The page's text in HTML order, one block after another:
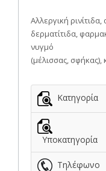
Αλλεργική
δερματίτιδα,
νυγμό
(μέλισσας, σφήκας),
Κατηγορία
Υποκατηγορία
Τηλέφωνο